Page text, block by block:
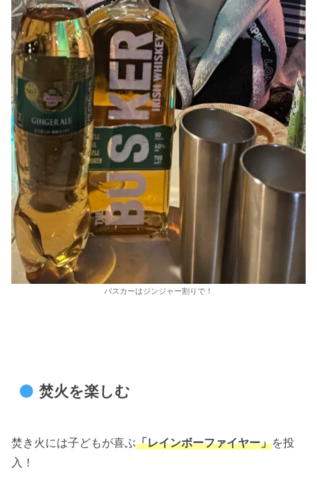
バスカーはジンジャー割りで！
焚火を楽しむ
焚き火には子どもが喜ぶ「レインボーファイヤー」を投
入！